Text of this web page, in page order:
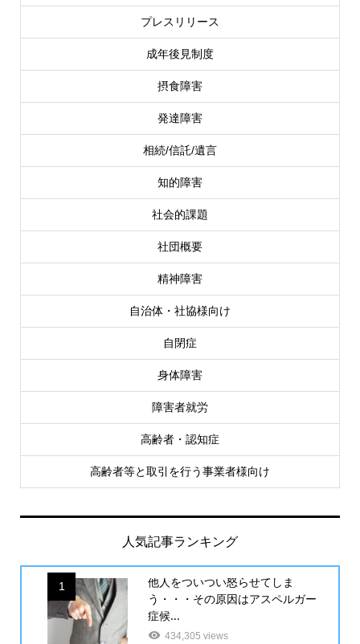
プレスリリース
成年後見制度
摂食障害
発達障害
相続/信託/遺言
知的障害
社会的課題
社団概要
精神障害
自治体・社協様向け
自閉症
身体障害
障害者就労
高齢者・認知症
高齢者等と取引を行う事業者様向け
人気記事ランキング
1
他人をついつい怒らせてしま
う・・・その原因はアスペルガー
症候...
434,305 views